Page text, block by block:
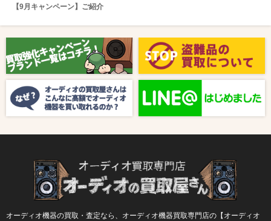
【9月キャンペーン】ご紹介
【8月キャンペーン】ご紹介
2024/10/04 新着情報
【ラジオ番組放送のお知らせ】
オーディオ機器の買取・査定なら、オーディオ機器買取専門店の【オーディオ